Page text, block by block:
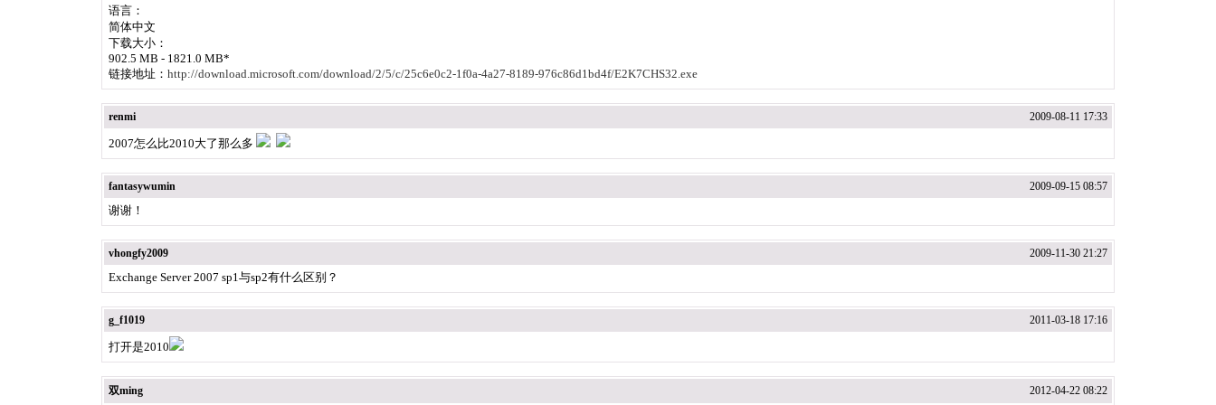
语言：
简体中文
下载大小：
902.5 MB - 1821.0 MB*
链接地址： http://download.microsoft.com/download/2/5/c/25c6e0c2-1f0a-4a27-8189-976c86d1bd4f/E2K7CHS32.exe
renmi 2009-08-11 17:33
2007怎么比2010大了那么多
fantasywumin 2009-09-15 08:57
谢谢！
vhongfy2009 2009-11-30 21:27
Exchange Server 2007 sp1与sp2有什么区别？
g_f1019 2011-03-18 17:16
打开是2010
双ming 2012-04-22 08:22